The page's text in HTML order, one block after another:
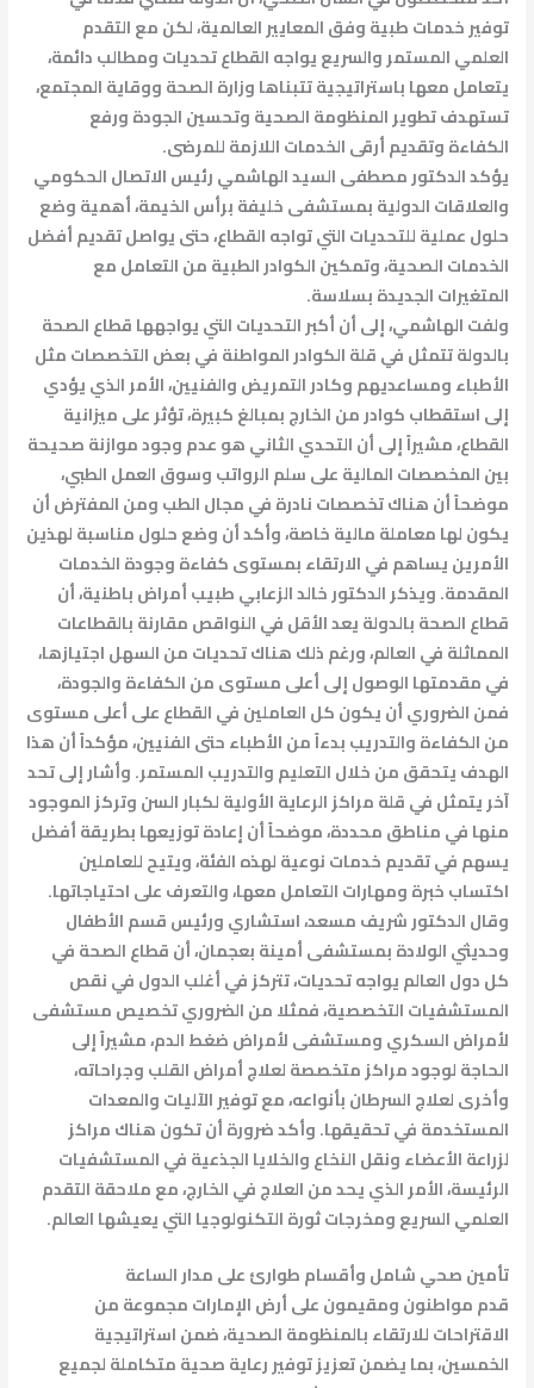
توفير خدمات طبية وفق المعايير العالمية، لكن مع التقدم
العلمي المستمر والسريع يواجه القطاع تحديات ومطالب دائمة،
يتعامل معها باستراتيجية تتبناها وزارة الصحة ووقاية المجتمع،
تستهدف تطوير المنظومة الصحية وتحسين الجودة ورفع
الكفاءة وتقديم أرقى الخدمات اللازمة للمرضى.
يؤكد الدكتور مصطفى السيد الهاشمي رئيس الاتصال الحكومي
والعلاقات الدولية بمستشفى خليفة برأس الخيمة، أهمية وضع
حلول عملية للتحديات التي تواجه القطاع، حتى يواصل تقديم أفضل
الخدمات الصحية، وتمكين الكوادر الطبية من التعامل مع
المتغيرات الجديدة بسلاسة.
ولفت الهاشمي، إلى أن أكبر التحديات التي يواجهها قطاع الصحة
بالدولة تتمثل في قلة الكوادر المواطنة في بعض التخصصات مثل
الأطباء ومساعديهم وكادر التمريض والفنيين، الأمر الذي يؤدي
إلى استقطاب كوادر من الخارج بمبالغ كبيرة، تؤثر على ميزانية
القطاع، مشيراً إلى أن التحدي الثاني هو عدم وجود موازنة صحيحة
بين المخصصات المالية على سلم الرواتب وسوق العمل الطبي،
موضحاً أن هناك تخصصات نادرة في مجال الطب ومن المفترض أن
يكون لها معاملة مالية خاصة، وأكد أن وضع حلول مناسبة لهذين
الأمرين يساهم في الارتقاء بمستوى كفاءة وجودة الخدمات
المقدمة. ويذكر الدكتور خالد الزعابي طبيب أمراض باطنية، أن
قطاع الصحة بالدولة يعد الأقل في النواقص مقارنة بالقطاعات
المماثلة في العالم، ورغم ذلك هناك تحديات من السهل اجتيازها،
في مقدمتها الوصول إلى أعلى مستوى من الكفاءة والجودة،
فمن الضروري أن يكون كل العاملين في القطاع على أعلى مستوى
من الكفاءة والتدريب بدءاً من الأطباء حتى الفنيين، مؤكداً أن هذا
الهدف يتحقق من خلال التعليم والتدريب المستمر. وأشار إلى تحد
آخر يتمثل في قلة مراكز الرعاية الأولية لكبار السن وتركز الموجود
منها في مناطق محددة، موضحاً أن إعادة توزيعها بطريقة أفضل
يسهم في تقديم خدمات نوعية لهذه الفئة، ويتيح للعاملين
اكتساب خبرة ومهارات التعامل معها، والتعرف على احتياجاتها.
وقال الدكتور شريف مسعد، استشاري ورئيس قسم الأطفال
وحديثي الولادة بمستشفى أمينة بعجمان، أن قطاع الصحة في
كل دول العالم يواجه تحديات، تتركز في أغلب الدول في نقص
المستشفيات التخصصية، فمثلا من الضروري تخصيص مستشفى
لأمراض السكري ومستشفى لأمراض ضغط الدم، مشيراً إلى
الحاجة لوجود مراكز متخصصة لعلاج أمراض القلب وجراحاته،
وأخرى لعلاج السرطان بأنواعه، مع توفير الآليات والمعدات
المستخدمة في تحقيقها. وأكد ضرورة أن تكون هناك مراكز
لزراعة الأعضاء ونقل النخاع والخلايا الجذعية في المستشفيات
الرئيسة، الأمر الذي يحد من العلاج في الخارج، مع ملاحقة التقدم
العلمي السريع ومخرجات ثورة التكنولوجيا التي يعيشها العالم.
تأمين صحي شامل وأقسام طوارئ على مدار الساعة
قدم مواطنون ومقيمون على أرض الإمارات مجموعة من
الاقتراحات للارتقاء بالمنظومة الصحية، ضمن استراتيجية
الخمسين، بما يضمن تعزيز توفير رعاية صحية متكاملة لجميع